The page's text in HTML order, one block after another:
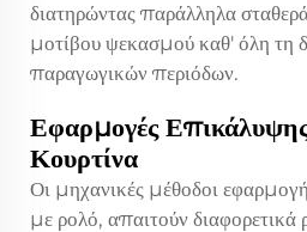
διατηρώντας παράλληλα
μοτίβου ψεκασμού καθ' όλη τη
παραγωγικών περιόδων.
Εφαρμογές
Κουρτίνα
Οι μηχανικές μέθοδοι
με ρολό, απαιτούν διαφορετικά